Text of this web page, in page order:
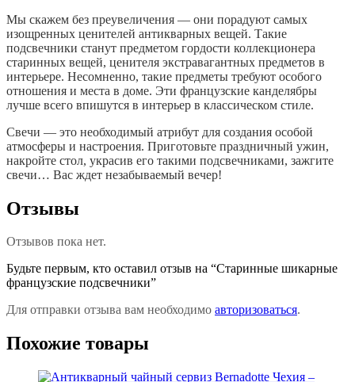
Мы скажем без преувеличения — они порадуют самых
изощренных ценителей антикварных вещей. Такие
подсвечники станут предметом гордости коллекционера
старинных вещей, ценителя экстравагантных предметов в
интерьере. Несомненно, такие предметы требуют особого
отношения и места в доме. Эти французские канделябры
лучше всего впишутся в интерьер в классическом стиле.
Свечи — это необходимый атрибут для создания особой
атмосферы и настроения. Приготовьте праздничный ужин,
накройте стол, украсив его такими подсвечниками, зажгите
свечи… Вас ждет незабываемый вечер!
Отзывы
Отзывов пока нет.
Будьте первым, кто оставил отзыв на “Старинные шикарные
французские подсвечники”
Для отправки отзыва вам необходимо авторизоваться.
Похожие товары